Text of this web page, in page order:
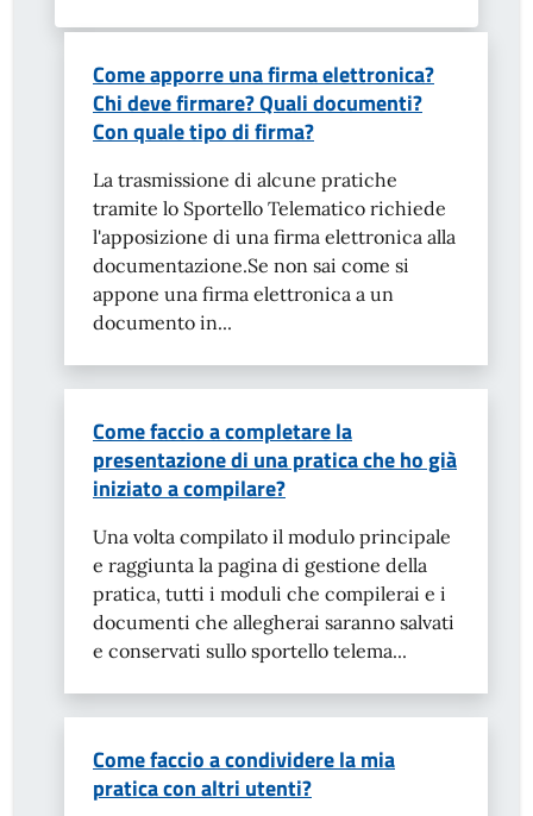
Come apporre una firma elettronica?
Chi deve firmare? Quali documenti?
Con quale tipo di firma?
La trasmissione di alcune pratiche
tramite lo Sportello Telematico richiede
l'apposizione di una firma elettronica alla
documentazione.Se non sai come si
appone una firma elettronica a un
documento in...
Come faccio a completare la
presentazione di una pratica che ho già
iniziato a compilare?
Una volta compilato il modulo principale
e raggiunta la pagina di gestione della
pratica, tutti i moduli che compilerai e i
documenti che allegherai saranno salvati
e conservati sullo sportello telema...
Come faccio a condividere la mia
pratica con altri utenti?